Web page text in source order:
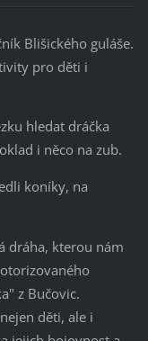
Blišického guláše.
pro děti i
hledat dráčka
i něco na zub.
koníky, na
dráha, kterou nám
z Bučovic.
děti, ale i